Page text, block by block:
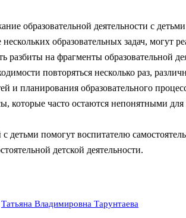
образовательной деятельности с
образовательных задач, могут
на фрагменты образовательной
повторяться несколько раз,
и планирования образовательного
которые часто остаются непонятными для
детьми помогут воспитателю
детской деятельности.
Татьяна Владимировна Тарунтаева